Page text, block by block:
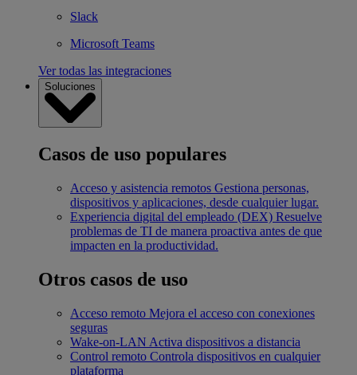
Slack
Microsoft Teams
Ver todas las integraciones
Soluciones
Casos de uso populares
Acceso y asistencia remotos Gestiona personas,
dispositivos y aplicaciones, desde cualquier lugar.
Experiencia digital del empleado (DEX) Resuelve
problemas de TI de manera proactiva antes de que
impacten en la productividad.
Otros casos de uso
Acceso remoto Mejora el acceso con conexiones
seguras
Wake-on-LAN Activa dispositivos a distancia
Control remoto Controla dispositivos en cualquier
plataforma